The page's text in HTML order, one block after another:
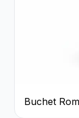
Buchet